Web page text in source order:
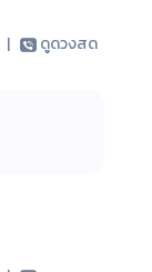
| ดูดวงสด